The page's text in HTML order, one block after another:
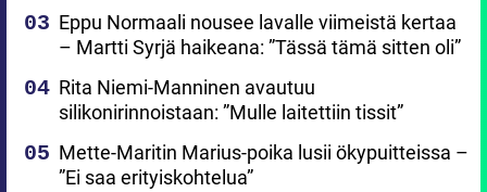
Eppu Normaali nousee lavalle viimeistä kertaa
– Martti Syrjä haikeana: ”Tässä tämä sitten oli”
Rita Niemi-Manninen avautuu
silikonirinnoistaan: ”Mulle laitettiin tissit”
Mette-Maritin Marius-poika lusii ökypuitteissa –
”Ei saa erityiskohtelua”